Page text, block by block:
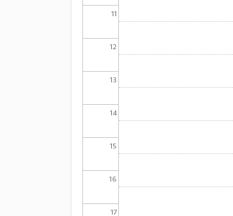
11
12
13
14
15
16
17